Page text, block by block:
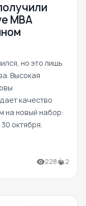
MBA
но это лишь
Высокая
качество
на новый набор:
октября.
228 2